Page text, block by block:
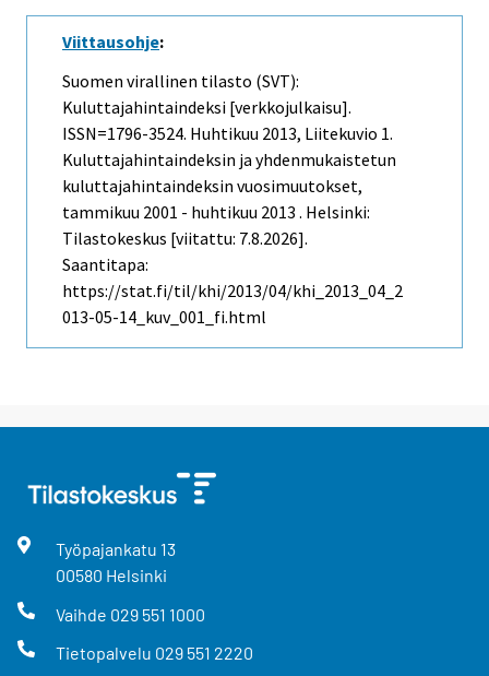
Viittausohje:
Suomen virallinen tilasto (SVT):
Kuluttajahintaindeksi [verkkojulkaisu].
ISSN=1796-3524. Huhtikuu 2013, Liitekuvio 1.
Kuluttajahintaindeksin ja yhdenmukaistetun
kuluttajahintaindeksin vuosimuutokset,
tammikuu 2001 - huhtikuu 2013 . Helsinki:
Tilastokeskus [viitattu: 7.8.2026].
Saantitapa:
https://stat.fi/til/khi/2013/04/khi_2013_04_2
013-05-14_kuv_001_fi.html
Työpajankatu 13
00580 Helsinki
Vaihde 029 551 1000
Tietopalvelu 029 551 2220